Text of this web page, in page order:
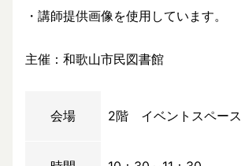
・講師提供画像を使用しています。
主催：和歌山市民図書館
会場 2階 イベントスペース